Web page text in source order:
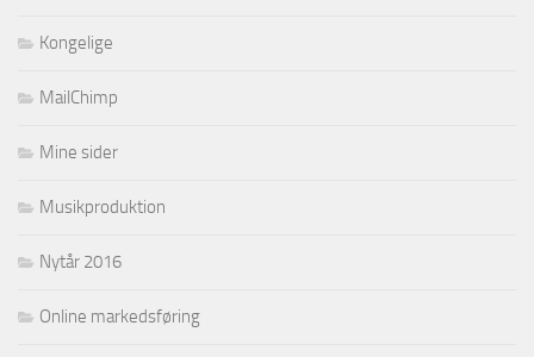
Kongelige
MailChimp
Mine sider
Musikproduktion
Nytår 2016
Online markedsføring